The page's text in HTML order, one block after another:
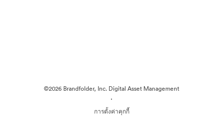
©2026 Brandfolder, Inc. Digital Asset Management
·
การตั้งค่าคุกกี้